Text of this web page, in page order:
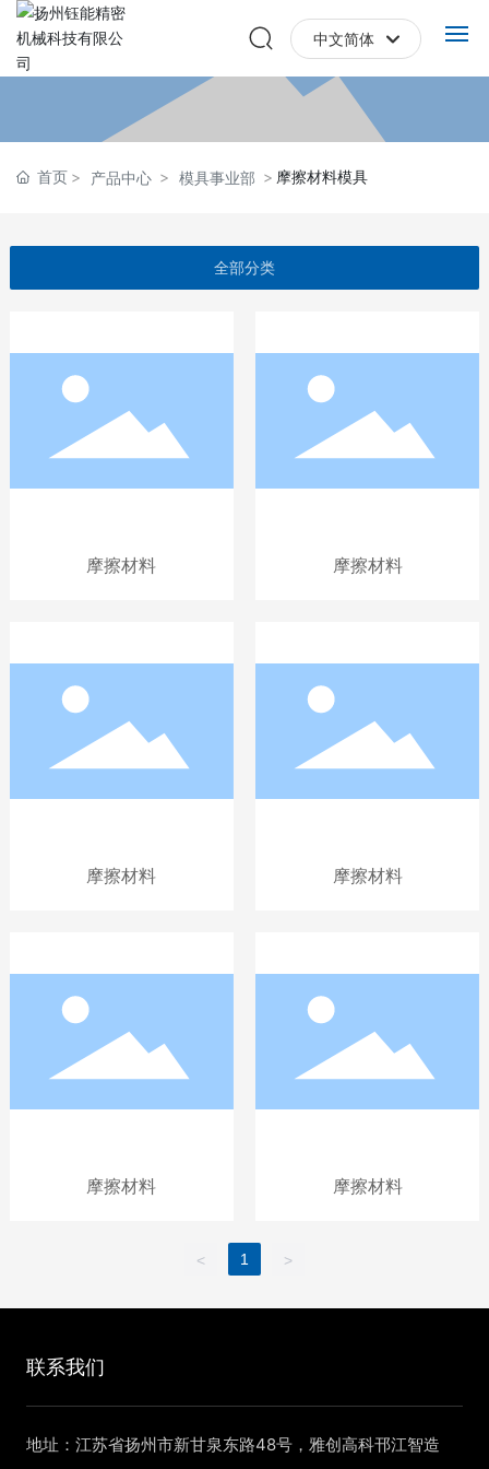
联系我们
中文简体
English
中文简体
首页 产品中心 模具事业部 摩擦材料模具
全部分类
摩擦材料 摩擦材料
摩擦材料 摩擦材料
摩擦材料 摩擦材料
< 1 >
联系我们
地址：江苏省扬州市新甘泉东路48号，雅创高科邗江智造